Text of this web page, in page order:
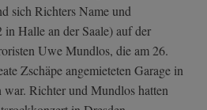
sich Richters Name und
Halle an der Saale) auf der
Uwe Mundlos, die am 26.
Zschäpe angemieteten Garage in
war. Richter und Mundlos hatten